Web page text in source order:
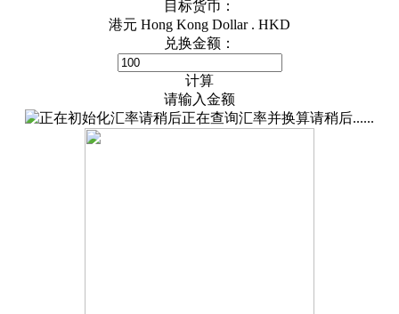
目标货币：
港元 Hong Kong Dollar . HKD
兑换金额：
计算
请输入金额
正在查询汇率并换算请稍后......